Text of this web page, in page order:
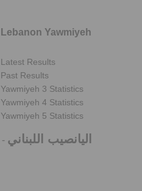
Lebanon Yawmiyeh
Latest Results
Past Results
Yawmiyeh 3 Statistics
Yawmiyeh 4 Statistics
Yawmiyeh 5 Statistics
- اليانصيب اللبناني